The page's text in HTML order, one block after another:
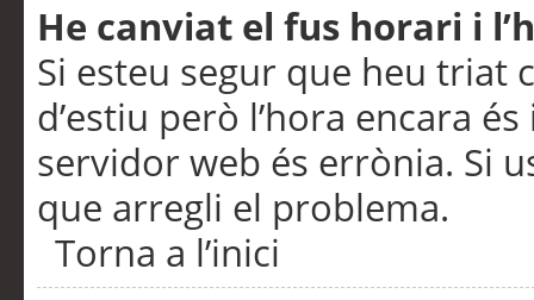
He canviat el fus horari i
Si esteu segur que heu triat
d’estiu però l’hora encara
servidor web és errònia. Si
que arregli el problema.
Torna a l’inici